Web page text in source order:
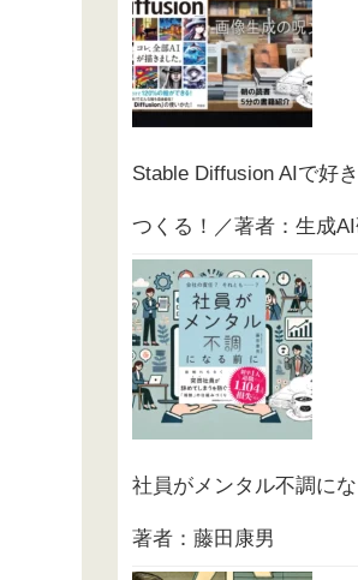
Stable Diffusion AIで好
つくる！／著者：生成
社員がメンタル不調に
著者：藤田康男